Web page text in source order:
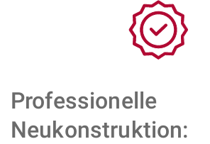
Professionelle
Neukonstruktion: